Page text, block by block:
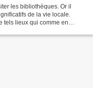
les bibliothèques. Or il
de la vie locale.
tels lieux qui comme en